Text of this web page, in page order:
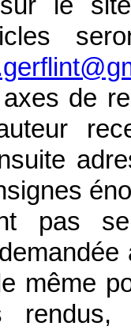
sur le
de
pas
même